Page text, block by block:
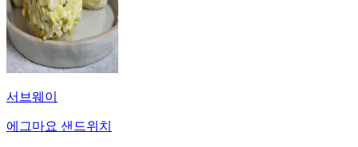
서브웨이
에그마요 샌드위치